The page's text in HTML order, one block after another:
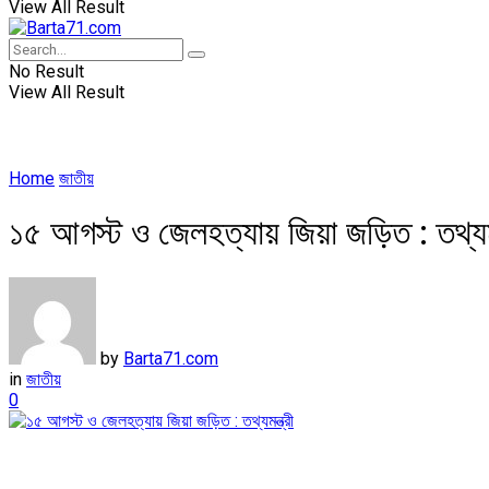
View All Result
No Result
View All Result
Home জাতীয়
১৫ আগস্ট ও জেলহত্যায় জিয়া জড়িত :
by Barta71.com
in জাতীয়
0